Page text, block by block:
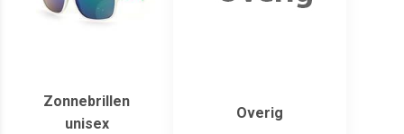
Zonnebrillen
unisex
Overig